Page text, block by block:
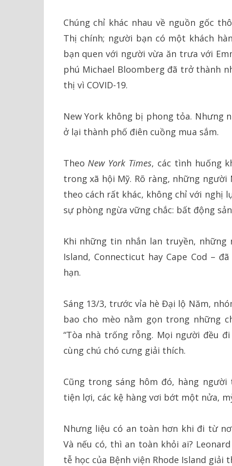
Chúng chỉ khác nhau về nguồn gốc
Thị chính; người bạn có một khách
bạn quen với người vừa ăn trưa với
phú Michael Bloomberg đã trở thành
thị vì COVID-19.
New York không bị phong tỏa. Nhưng
ở lại thành phố điên cuồng mua sắm.
TheoNew York Times, các tình huống
trong xã hội Mỹ. Rõ ràng, những
theo cách rất khác, không chỉ với nghị
sự phòng ngừa vững chắc: bất động
Khi những tin nhắn lan truyền,
Island, Connecticut hay Cape Cod –
hạn.
Sáng 13/3, trước vỉa hè Đại lộ Năm,
bao cho mèo nằm gọn trong những
“Tòa nhà trống rỗng. Mọi người đều
cùng chú chó cưng giải thích.
Cũng trong sáng hôm đó, hàng
tiện lợi, các kệ hàng vơi bớt một nửa,
Nhưng liệu có an toàn hơn khi đi từ
Và nếu có, thì an toàn khỏi ai?
tễ học của Bệnh viện Rhode Island